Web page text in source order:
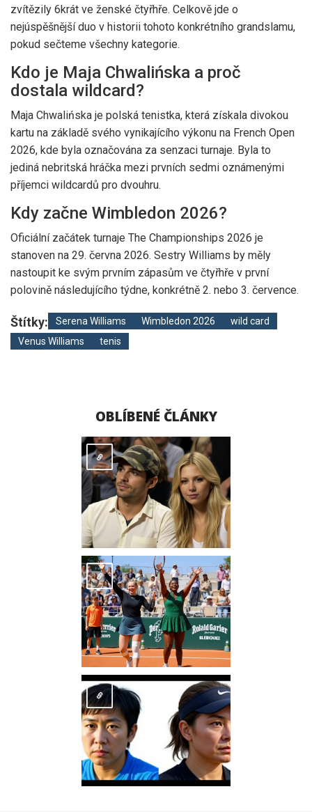
zvítězily 6krát ve ženské čtyřhře. Celkově jde o
nejúspěšnější duo v historii tohoto konkrétního grandslamu,
pokud sečteme všechny kategorie.
Kdo je Maja Chwalińska a proč
dostala wildcard?
Maja Chwalińska je polská tenistka, která získala divokou
kartu na základě svého vynikajícího výkonu na French Open
2026, kde byla označována za senzaci turnaje. Byla to
jediná nebritská hráčka mezi prvních sedmi oznámenými
příjemci wildcardů pro dvouhru.
Kdy začne Wimbledon 2026?
Oficiální začátek turnaje The Championships 2026 je
stanoven na 29. června 2026. Sestry Williams by měly
nastoupit ke svým prvním zápasům ve čtyřhře v první
polovině následujícího týdne, konkrétně 2. nebo 3. července.
Štítky: Serena Williams Wimbledon 2026
wild card
Venus Williams
tenis
OBLÍBENÉ ČLÁNKY